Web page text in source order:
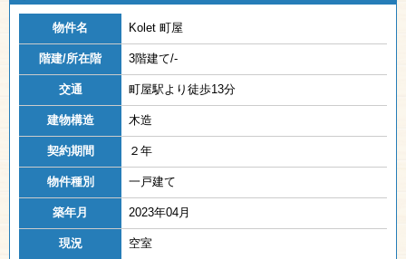
物件名 Kolet 町屋
階建/所在階 3階建て/-
交通 町屋駅より徒歩13分
建物構造 木造
契約期間 ２年
物件種別 一戸建て
築年月 2023年04月
現況 空室